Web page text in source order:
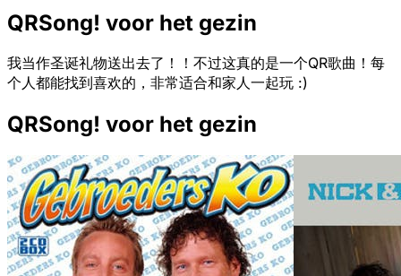
QRSong! voor het gezin
我当作圣诞礼物送出去了！！不过这真的是一个QR歌曲！每
个人都能找到喜欢的，非常适合和家人一起玩 :)
QRSong! voor het gezin